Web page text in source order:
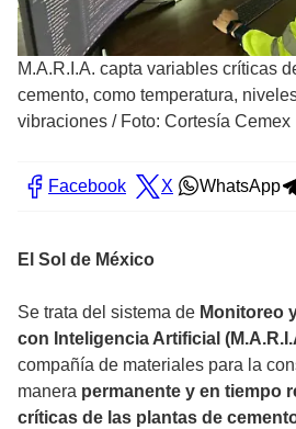
M.A.R.I.A. capta variables críticas
cemento, como temperatura,
vibraciones / Foto: Cortesía Cemex
Facebook X WhatsApp
El Sol de México
Se trata del sistema de Monitoreo
con Inteligencia Artificial
compañía de materiales para la
manera permanente y en tiempo
críticas de las plantas de